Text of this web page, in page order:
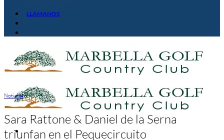
LLÁMANOS
Noticias
Sara Rattone & Daniel de la Serna
triunfan en el Pequecircuito